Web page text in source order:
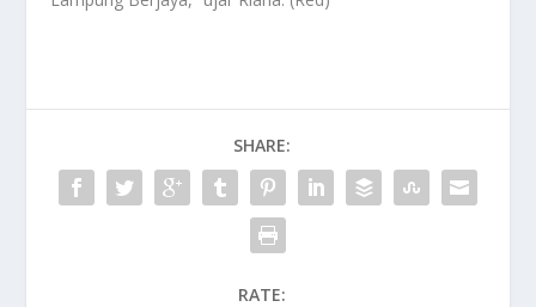
SHARE:
RATE: